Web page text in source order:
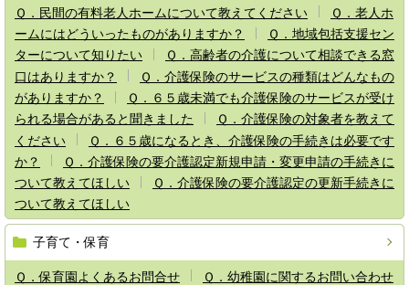
Ｑ．民間の有料老人ホームについて教えてください
Ｑ．老人ホ
ームにはどういったものがありますか？
Ｑ．地域包括支援セン
ターについて知りたい
Ｑ．高齢者の介護について相談できる窓
口はありますか？
Ｑ．介護保険のサービスの種類はどんなもの
がありますか？
Ｑ．６５歳未満でも介護保険のサービスが受け
られる場合があると聞きました
Ｑ．介護保険の対象者を教えて
ください
Ｑ．６５歳になるとき、介護保険の手続きは必要です
か？
Ｑ．介護保険の要介護認定新規申請・変更申請の手続きに
ついて教えてほしい
Ｑ．介護保険の要介護認定の更新手続きに
ついて教えてほしい
子育て・保育
Ｑ．保育園よくあるお問合せ
Ｑ．幼稚園に関するお問い合わせ